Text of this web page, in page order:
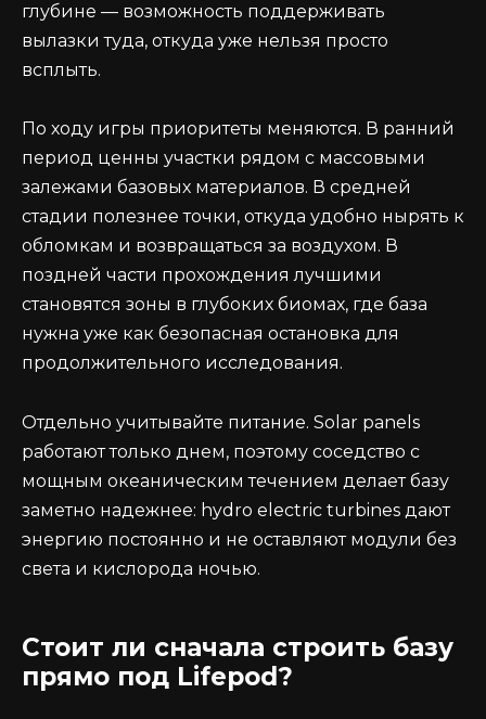
глубине — возможность поддерживать
вылазки туда, откуда уже нельзя просто
всплыть.
По ходу игры приоритеты меняются. В ранний
период ценны участки рядом с массовыми
залежами базовых материалов. В средней
стадии полезнее точки, откуда удобно нырять к
обломкам и возвращаться за воздухом. В
поздней части прохождения лучшими
становятся зоны в глубоких биомах, где база
нужна уже как безопасная остановка для
продолжительного исследования.
Отдельно учитывайте питание. Solar panels
работают только днем, поэтому соседство с
мощным океаническим течением делает базу
заметно надежнее: hydro electric turbines дают
энергию постоянно и не оставляют модули без
света и кислорода ночью.
Стоит ли сначала строить базу
прямо под Lifepod?